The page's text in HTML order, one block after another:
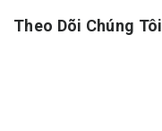
Theo Dõi Chúng Tôi